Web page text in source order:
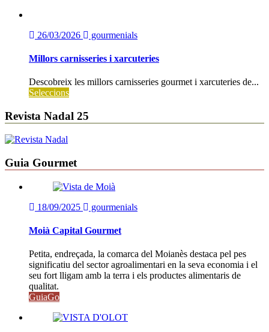
26/03/2026 gourmenials
Millors carnisseries i xarcuteries
Descobreix les millors carnisseries gourmet i xarcuteries de...
Seleccions
Revista Nadal 25
Guia Gourmet
18/09/2025 gourmenials
Moià Capital Gourmet
Petita, endreçada, la comarca del Moianès destaca pel pes
significatiu del sector agroalimentari en la seva economia i el
seu fort lligam amb la terra i els productes alimentaris de
qualitat.
GuiaGo